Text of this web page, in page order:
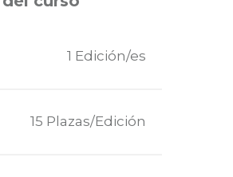
1 Edición/es
15 Plazas/Edición